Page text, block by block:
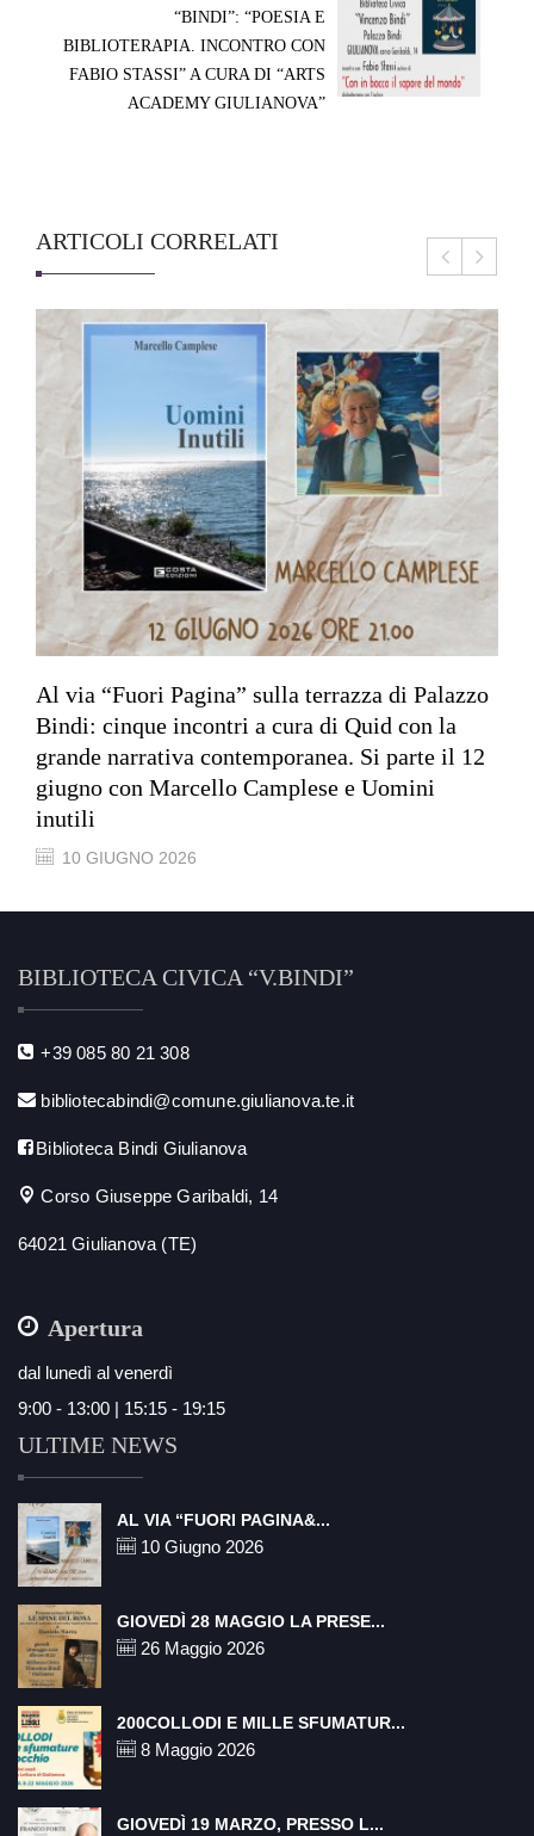
“BINDI”: “POESIA E
BIBLIOTERAPIA. INCONTRO CON
FABIO STASSI” A CURA DI “ARTS
ACADEMY GIULIANOVA”
ARTICOLI CORRELATI
Al via “Fuori Pagina” sulla terrazza di Palazzo
Bindi: cinque incontri a cura di Quid con la
grande narrativa contemporanea. Si parte il 12
giugno con Marcello Camplese e Uomini
inutili
10 GIUGNO 2026
BIBLIOTECA CIVICA “V.BINDI”
+39 085 80 21 308
bibliotecabindi@comune.giulianova.te.it
Biblioteca Bindi Giulianova
Corso Giuseppe Garibaldi, 14
64021 Giulianova (TE)
Apertura
dal lunedì al venerdì
9:00 - 13:00 | 15:15 - 19:15
ULTIME NEWS
AL VIA “FUORI PAGINA&...
10 Giugno 2026
GIOVEDÌ 28 MAGGIO LA PRESE...
26 Maggio 2026
200COLLODI E MILLE SFUMATUR...
8 Maggio 2026
GIOVEDÌ 19 MARZO, PRESSO L...